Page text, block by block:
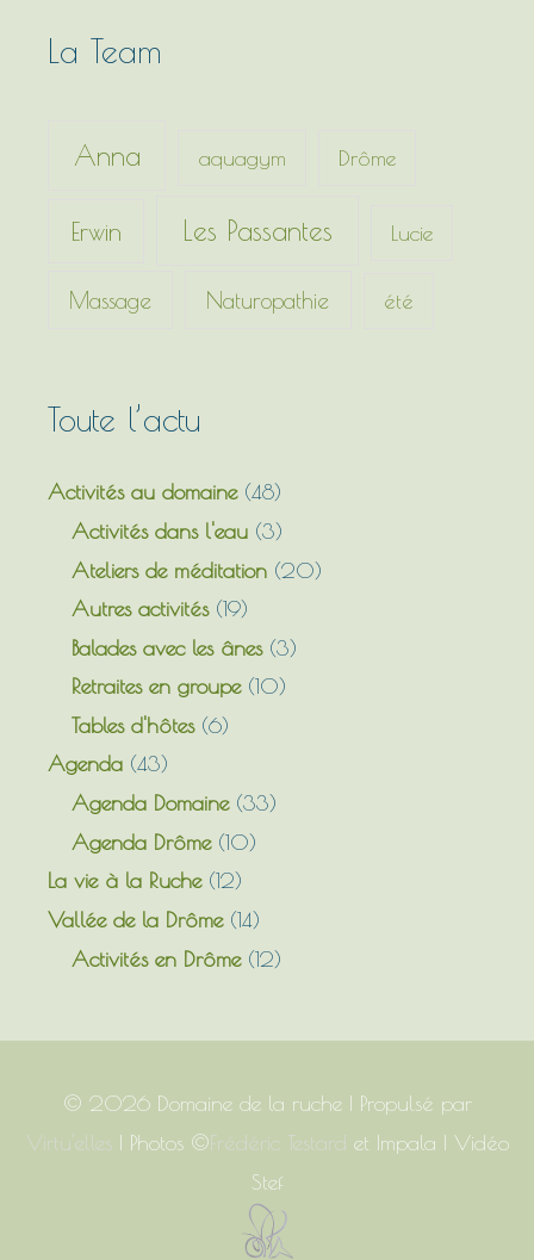
h
e
La Team
Anna aquagym Drôme
Erwin Les Passantes Lucie
Massage Naturopathie été
Toute l’actu
Activités au domaine(48)
Activités dans l'eau (3)
Ateliers de méditation (20)
Autres activités(19)
Balades avec les ânes(3)
Retraites en groupe(10)
Tables d'hôtes(6)
Agenda (43)
Agenda Domaine(33)
Agenda Drôme(10)
La vie à la Ruche(12)
Vallée de la Drôme(14)
Activités en Drôme(12)
© 2026 Domaine de la ruche| Propulsé par
Virtu'elles| Photos ©Frédéric Testard et Impala | Vidéo
Stef